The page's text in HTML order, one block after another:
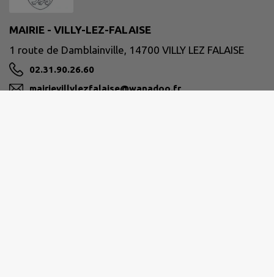
MAIRIE - VILLY-LEZ-FALAISE
1 route de Damblainville, 14700 VILLY LEZ FALAISE
02.31.90.26.60
mairievillylezfalaise@wanadoo.fr